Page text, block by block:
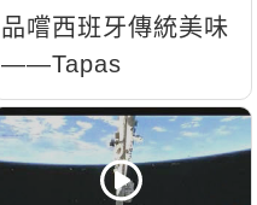
品嚐西班牙傳統美味
——Tapas